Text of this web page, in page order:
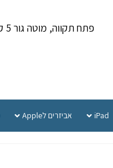
פתח תקווה, מוטה גור 5 קומה 1
iPad אביזרים לApple